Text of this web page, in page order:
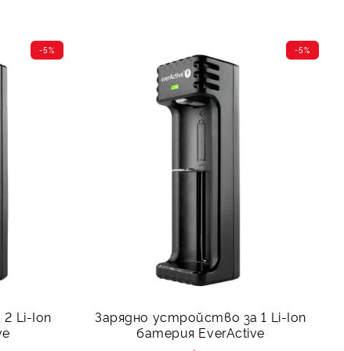
Li-Ion
-5%
Зарядно устройство за 1 Li-Ion
батерия EverActive
-5%